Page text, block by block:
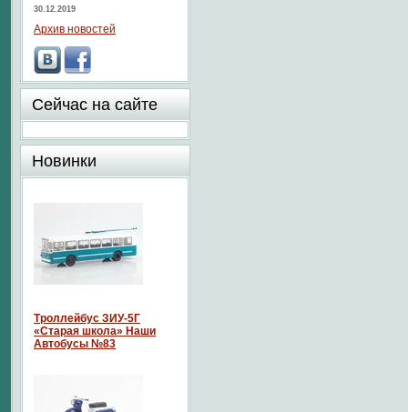
30.12.2019
Архив новостей
Сейчас на сайте
Новинки
Троллейбус ЗИУ-5Г
«Старая школа» Наши
Автобусы №83